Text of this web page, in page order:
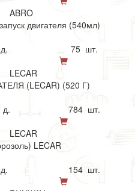
ABRO
двигателя (540мл)
75 шт.
LECAR
(LECAR) (520 Г)
д.
784 шт.
LECAR
LECAR
154 шт.